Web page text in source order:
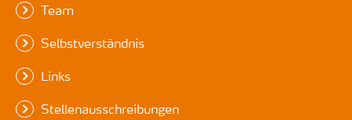
Team
Selbstverständnis
Links
Stellenausschreibungen